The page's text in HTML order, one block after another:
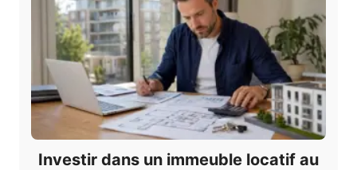
Investir dans un immeuble locatif au